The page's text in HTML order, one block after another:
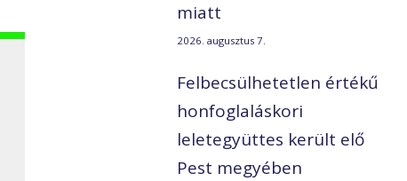
miatt
2026. augusztus 7.
Felbecsülhetetlen értékű
honfoglaláskori
leletegyüttes került elő
Pest megyében